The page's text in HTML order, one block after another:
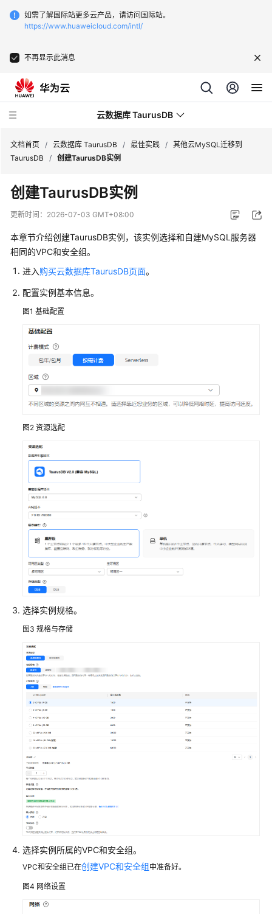
如需了解国际站更多云产品，请访问国际站。
https://www.huaweicloud.com/intl/
不再显示此消息
云数据库 TaurusDB
最
动
态
务
公
产
介
费
说
明
快
速
入
门
内
核
介
绍
用
指
南
最
佳
实
践
TaurusDB
最
佳
实
践
汇
ECS
自
MySQL
文档首页 / 云数据库 TaurusDB / 最佳实践 / 其他云MySQL迁移到
TaurusDB
/ 创建TaurusDB实例
创建TaurusDB实例
更新时间： 2026-07-03 GMT+08:00
本章节介绍创建TaurusDB实例，该实例选择和自建MySQL服务器
相同的VPC和安全组。
进入购买云数据库TaurusDB页面。
配置实例基本信息。
图1 基础配置
图2 资源选配
选择实例规格。
图3 规格与存储
选择实例所属的VPC和安全组。
VPC和安全组已在创建VPC和安全组中准备好。
图4 网络设置